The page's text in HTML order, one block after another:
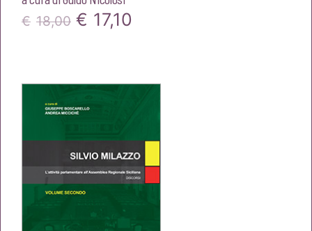
€ 18,00 Il
era:
€18,00.
€ 17,10